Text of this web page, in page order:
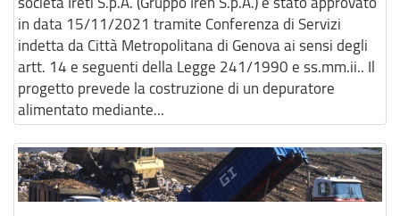
in data 15/11/2021 tramite Conferenza di Servizi
indetta da Città Metropolitana di Genova ai sensi degli
artt. 14 e seguenti della Legge 241/1990 e ss.mm.ii.. Il
progetto prevede la costruzione di un depuratore
alimentato mediante...